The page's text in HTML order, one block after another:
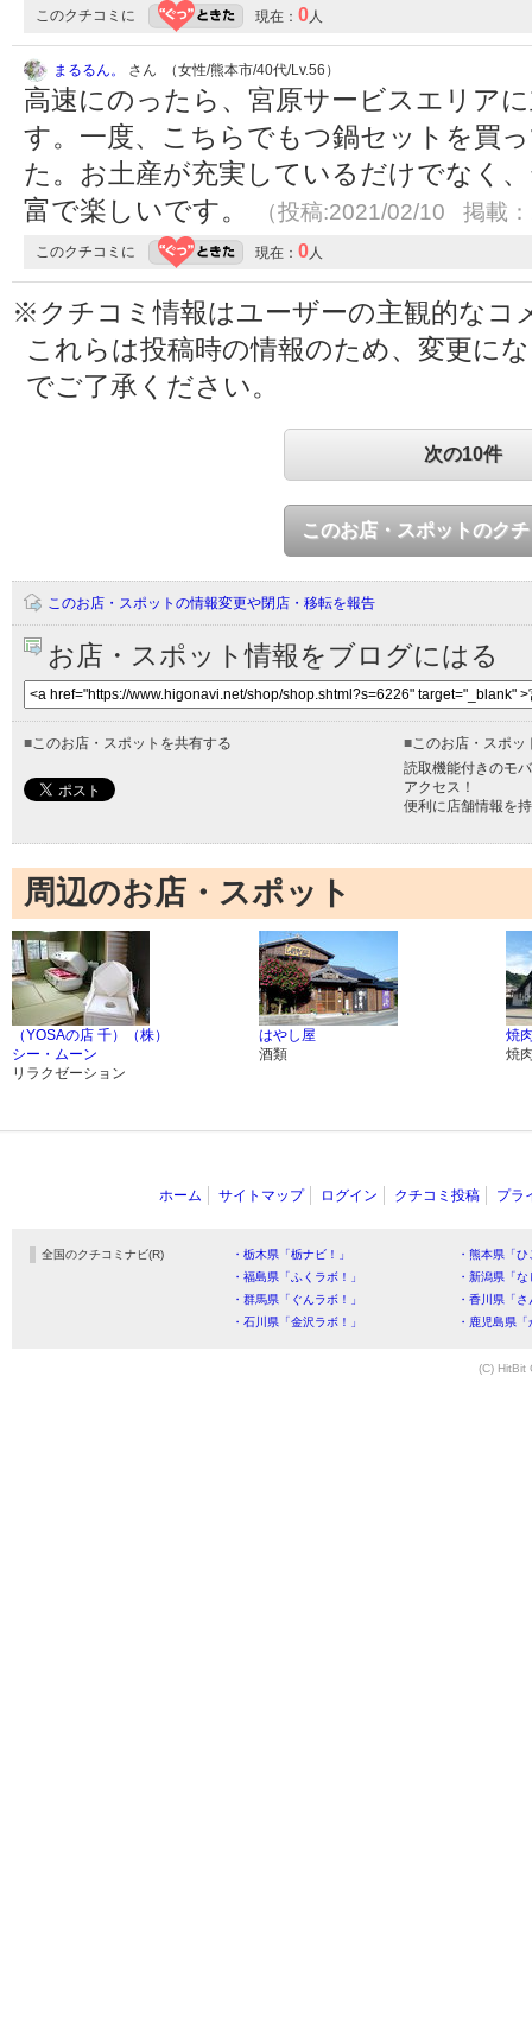
このクチコミに 現在： 0人
まるるん。 さん （女性/熊本市/40代/Lv.56）
高速にのったら、宮原サービスエリア
す。一度、こちらでもつ鍋セットを買
た。お土産が充実しているだけでなく
富で楽しいです。
（投稿:2021/02/10 掲載
このクチコミに 現在： 0人
※クチコミ情報はユーザーの主観的なコ
これらは投稿時の情報のため、変更に
でご了承ください。
次の10件
このお店・スポットのク
このお店・スポットの情報変更や閉店・移転を報告
お店・スポット情報をブログにはる
■このお店・スポットを共有する ■このお店・スポッ
読取機能付きのモ
アクセス！
便利に店舗情報を
周辺のお店・スポット
（YOSAの店 千）（株）
シー・ムーン
リラクゼーション
はやし屋
酒類
焼
焼
ホーム サイトマップ ログイン クチコミ投稿 プラ
全国のクチコミナビ(R) ・栃木県「栃ナビ！」
・熊本県「
・福島県「ふくラボ！」
・新潟県「
・群馬県「ぐんラボ！」
・香川県「
・石川県「金沢ラボ！」
・鹿児島県
(C) HitBit